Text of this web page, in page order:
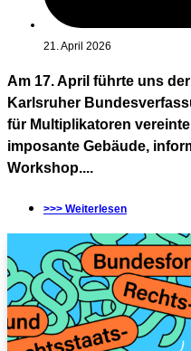
21. April 2026
Am 17. April führte uns
Karlsruher
für Multiplikatoren
imposante Gebäude,
Workshop....
>>> Weiterlesen